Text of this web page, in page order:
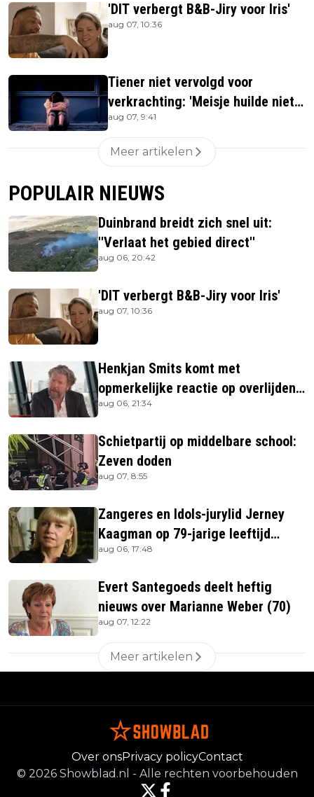
'DIT verbergt B&B-Jiry voor Iris'
aug 07, 10:36
Tiener niet vervolgd voor
verkrachting: 'Meisje huilde niet
hard genoeg'
aug 07, 9:41
Meer artikelen
POPULAIR NIEUWS
Duinbrand breidt zich snel uit:
''Verlaat het gebied direct''
aug 06, 20:42
'DIT verbergt B&B-Jiry voor Iris'
aug 07, 10:36
Henkjan Smits komt met
opmerkelijke reactie op overlijden
Jerney Kaagman
aug 06, 21:34
Schietpartij op middelbare school:
Zeven doden
aug 07, 8:55
Zangeres en Idols-jurylid Jerney
Kaagman op 79-jarige leeftijd
overleden
aug 06, 17:48
Evert Santegoeds deelt heftig
nieuws over Marianne Weber (70)
aug 07, 12:22
Meer artikelen
Over onsPrivacy policyContact
© 2026 Showblad.nl - Alle rechten voorbehouden